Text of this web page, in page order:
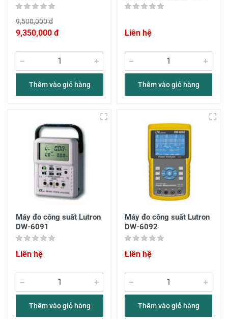
9,500,000 đ
9,350,000 đ
Thêm vào giỏ hàng
Liên hệ
Thêm vào giỏ hàng
Máy đo công suất Lutron
DW-6091
Liên hệ
Thêm vào giỏ hàng
Máy đo công suất Lutron
DW-6092
Liên hệ
Thêm vào giỏ hàng